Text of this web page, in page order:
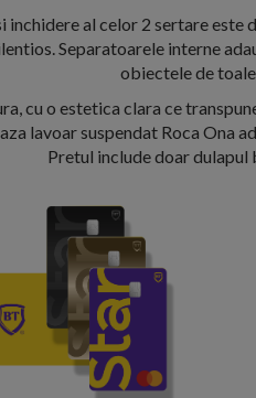
inchidere al celor 2 sertare
Separatoarele interne
obiectele de
cu o estetica clara ce
lavoar suspendat Roca Ona
Pretul include doar dulapul